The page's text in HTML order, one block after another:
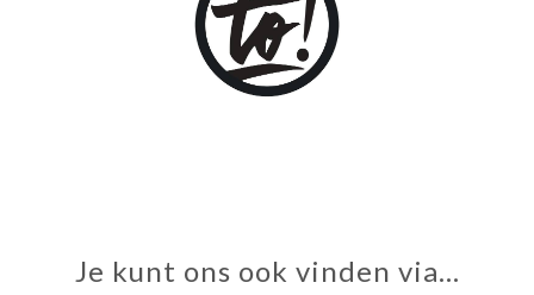
Je kunt ons ook vinden via…